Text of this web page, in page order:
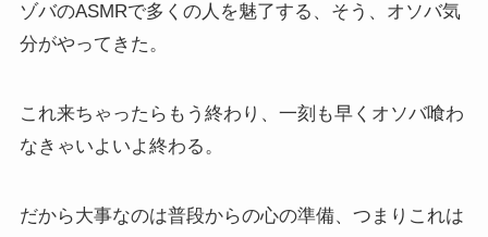
ゾバのASMRで多くの人を魅了する、そう、オソバ気
分がやってきた。
これ来ちゃったらもう終わり、一刻も早くオソバ喰わ
なきゃいよいよ終わる。
だから大事なのは普段からの心の準備、つまりこれは